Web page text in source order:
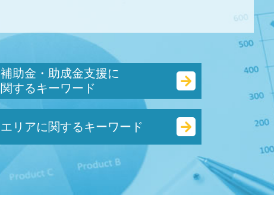
補助金・助成金支援に
関するキーワード
助成金 種類
中小 企業 助成金
創業補助金 とは
創業支援事業者補助金 とは
エリアに関するキーワード
資金調達 埼玉県 税理士
資金調達 相模原市 相談